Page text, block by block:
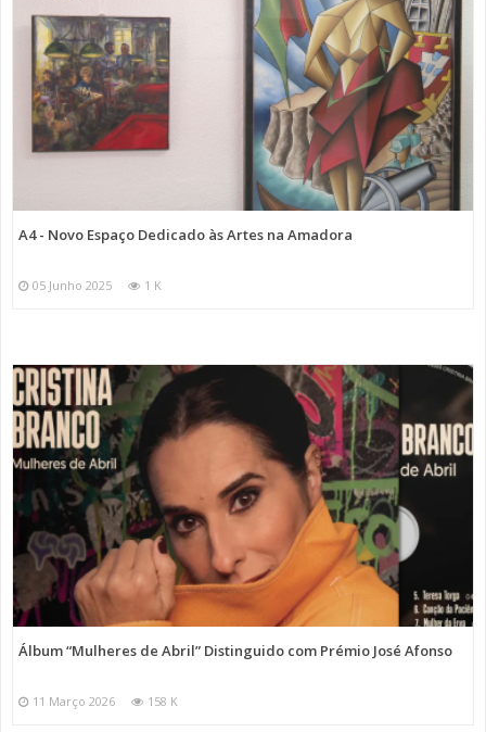
A4 - Novo Espaço Dedicado às Artes na Amadora
05 Junho 2025 1 K
Álbum “Mulheres de Abril” Distinguido com Prémio José Afonso
11 Março 2026 158 K